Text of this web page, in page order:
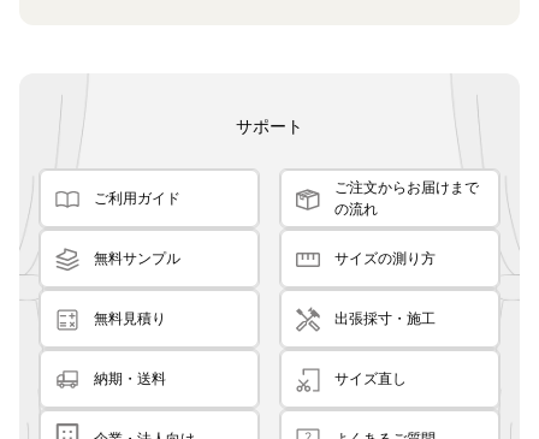
サポート
ご利用ガイド
ご注文からお届けまで
の流れ
無料サンプル サイズの測り方
無料見積り 出張採寸・施工
納期・送料 サイズ直し